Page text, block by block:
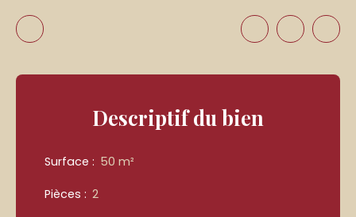
Descriptifdu bien
Surface : 50 m²
Pièces : 2